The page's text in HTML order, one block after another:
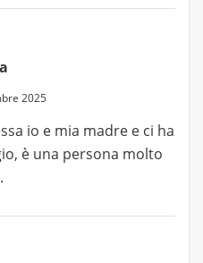
2025
io e mia madre e ci ha
è una persona molto